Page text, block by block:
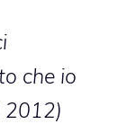
che io
2012)